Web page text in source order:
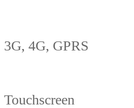
3G, 4G, GPRS
Touchscreen